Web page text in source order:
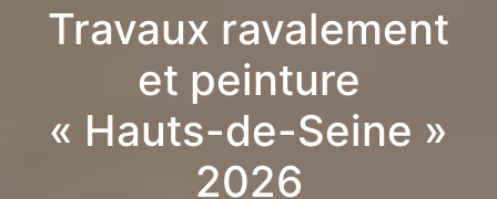
Travaux ravalement
et peinture
« Hauts-de-Seine »
2026